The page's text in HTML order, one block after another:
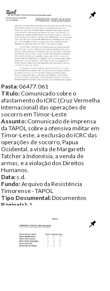
Pasta:06477.061
Título: Comunicado sobre o
afastamento do ICRC (Cruz Vermelha
Internacional) das operações de
socorro em Timor-Leste
Assunto: Comunicado de imprensa
da TAPOL sobre a ofensiva militar em
Timor-Leste, a exclusão do ICRC das
operações de socorro, Papua
Ocidental, a visita de Margareth
Tatcher à Indonésia, a venda de
armas, e a violação dos Direitos
Humanos.
Data: s.d.
Fundo:Arquivo da Resistência
Timorense - TAPOL
Tipo Documental:Documentos
Página(s): 1